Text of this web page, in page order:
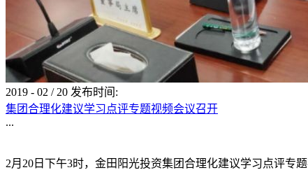
2019 - 02 / 20 发布时间:
集团合理化建议学习点评专题视频会议召开
...
2月20日下午3时，金田阳光投资集团合理化建议学习点评